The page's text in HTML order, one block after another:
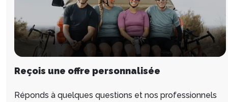
Reçois une offre personnalisée
Réponds à quelques questions et nos professionnels